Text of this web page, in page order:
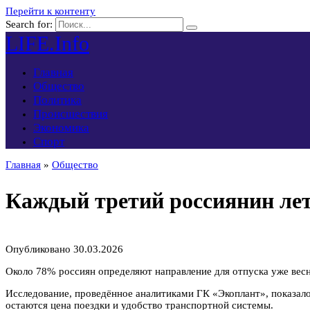
Перейти к контенту
Search for:
LIFE.Info
Главная
Общество
Политика
Происшествия
Экономика
Спорт
Главная » Общество
Каждый третий россиянин
Опубликовано 30.03.2026
Около 78% россиян определяют направление для отпуска уже
Исследование, проведённое аналитиками ГК «Экоплант»,
остаются цена поездки и удобство транспортной системы.